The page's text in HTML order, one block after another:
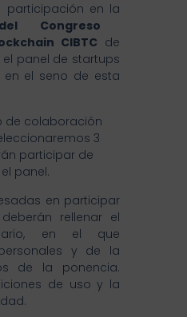
participación en la
Congreso
CIBTC de
panel de startups
el seno de esta
de colaboración
3
participar de
panel.
en participar
rellenar el
en el que
y de la
de la ponencia.
de uso y la